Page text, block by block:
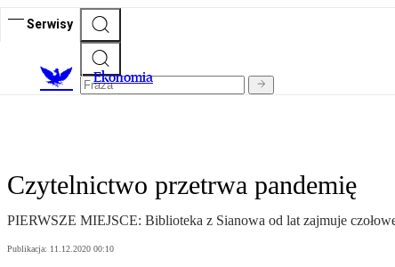
Serwisy
Ekonomia
Czytelnictwo przetrwa pandemię
PIERWSZE MIEJSCE: Biblioteka z Sianowa od lat zajmuje
Publikacja: 11.12.2020 00:10